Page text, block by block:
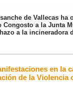
de Vallecas ha
Congosto a la Junta
a la incineradora
en la
de la Violencia